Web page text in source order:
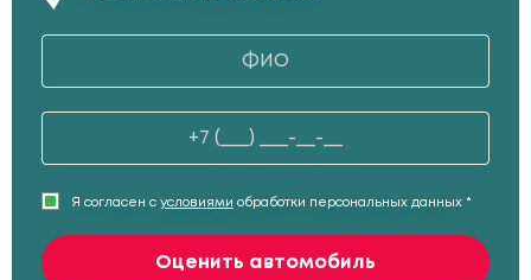
Я согласен с условиями обработки персональных данных *
Оценить автомобиль